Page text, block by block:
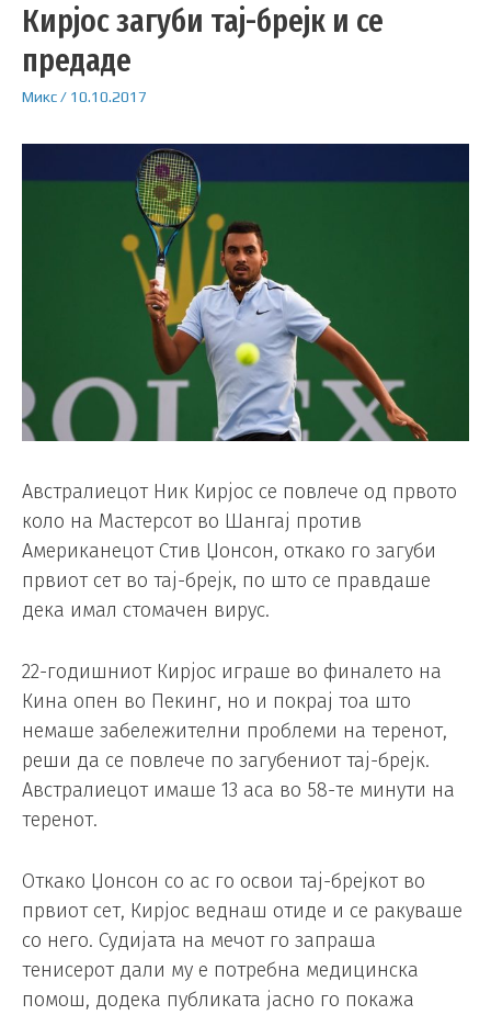
Кирјос загуби тај-брејк и се
предаде
Микс/ 10.10.2017
Австралиецот Ник Кирјос се повлече од првото
коло на Мастерсот во Шангај против
Американецот Стив Џонсон, откако го загуби
првиот сет во тај-брејк, по што се правдаше
дека имал стомачен вирус.
22-годишниот Кирјос играше во финалето на
Кина опен во Пекинг, но и покрај тоа што
немаше забележителни проблеми на теренот,
реши да се повлече по загубениот тај-брејк.
Австралиецот имаше 13 аса во 58-те минути на
теренот.
Откако Џонсон со ас го освои тај-брејкот во
првиот сет, Кирјос веднаш отиде и се ракуваше
со него. Судијата на мечот го запраша
тенисерот дали му е потребна медицинска
помош, додека публиката јасно го покажа